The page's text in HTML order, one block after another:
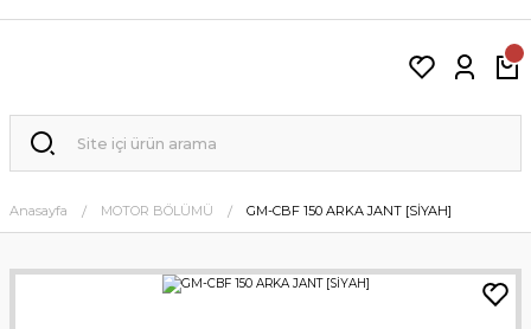
Anasayfa MOTOR BÖLÜMÜ GM-CBF 150 ARKA JANT [SİYAH]